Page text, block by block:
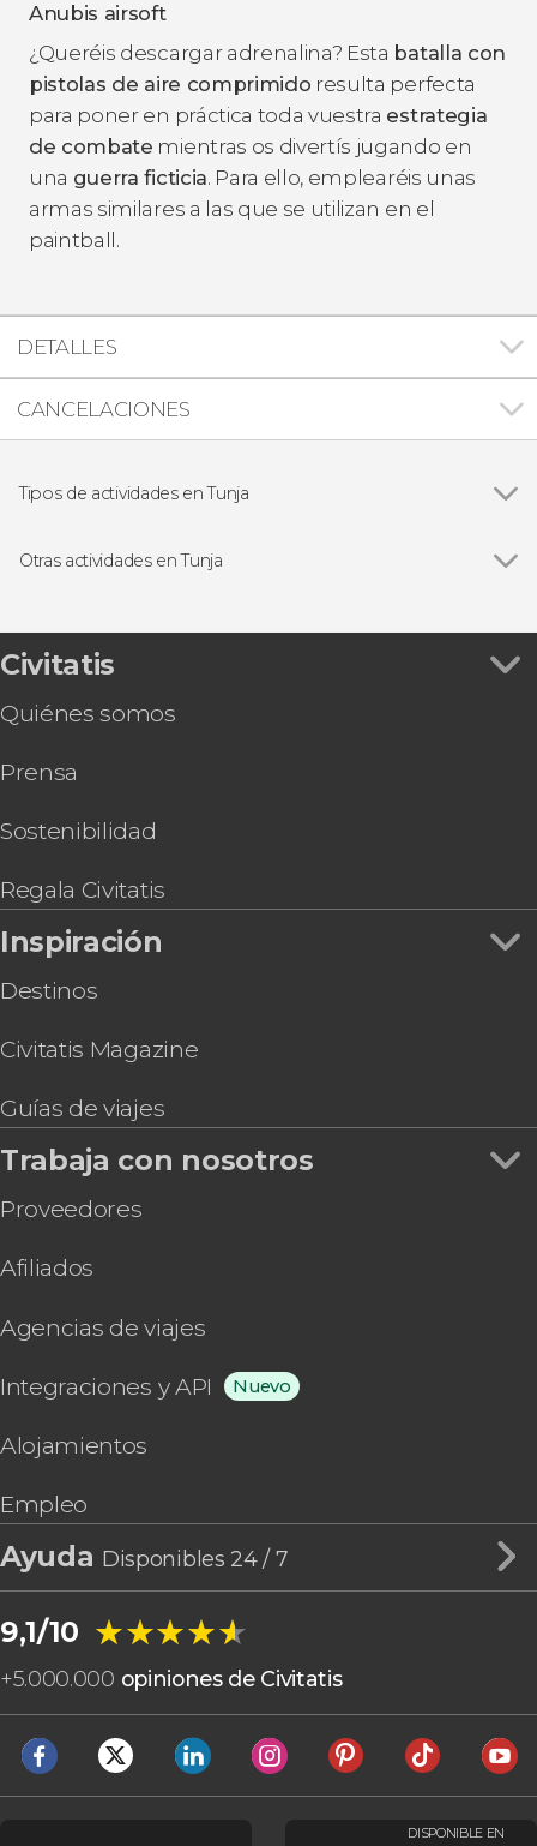
Anubis airsoft
¿Queréis descargar adrenalina? Esta batalla con
pistolas de aire comprimido resulta perfecta
para poner en práctica toda vuestra estrategia
de combate mientras os divertís jugando en
una guerra ficticia. Para ello, emplearéis unas
armas similares a las que se utilizan en el
paintball.
DETALLES
CANCELACIONES
Tipos de actividades en Tunja
Visitas guiadas y free tours
Otras actividades en Tunja
Tour por los museos de Tunja
Tour en bicicleta por Tunja
Civitatis
Quiénes somos
Prensa
Sostenibilidad
Regala Civitatis
Inspiración
Destinos
Civitatis Magazine
Guías de viajes
Trabaja con nosotros
Proveedores
Afiliados
Agencias de viajes
Integraciones y API Nuevo
Alojamientos
Empleo
Ayuda Disponibles 24 / 7
9,1/10 ★★★★★
★★★★★
+5.000.000 opiniones de Civitatis
DISPONIBLE EN